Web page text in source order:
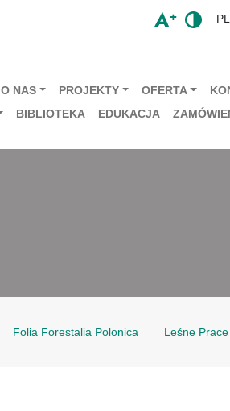
PL
O NAS PROJEKTY OFERTA
BIBLIOTEKA EDUKACJA
Folia Forestalia Polonica Leśne